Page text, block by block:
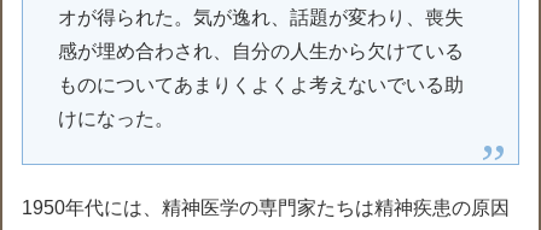
オが得られた。気が逸れ、話題が変わり、喪失
感が埋め合わされ、自分の人生から欠けている
ものについてあまりくよくよ考えないでいる助
けになった。
1950年代には、精神医学の専門家たちは精神疾患の原因